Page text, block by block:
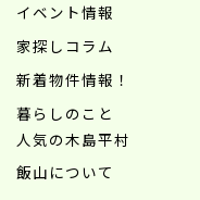
イベント情報
家探しコラム
新着物件情報！
暮らしのこと
人気の木島平村
飯山について